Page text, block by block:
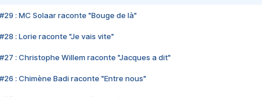
#29 : MC Solaar raconte "Bouge de là"
#28 : Lorie raconte "Je vais vite"
#27 : Christophe Willem raconte "Jacques a dit"
#26 : Chimène Badi raconte "Entre nous"